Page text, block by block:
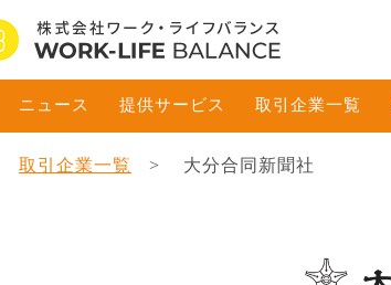
ニュース 提供サービス 取引企業一覧
取引企業一覧 大分合同新聞社